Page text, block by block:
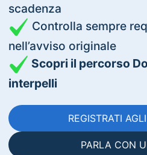
scadenza
Controlla sempre
nell’avviso originale
Scopri il percorso
interpelli
REGISTRATI
PARLA CON